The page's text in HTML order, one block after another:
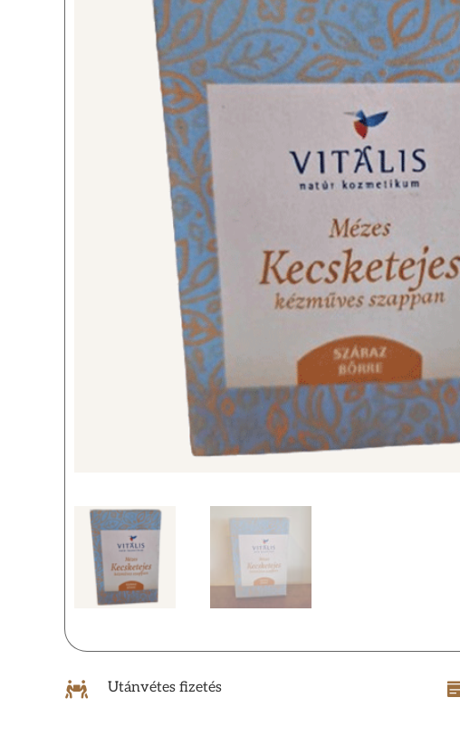
 Utánvétes fizetés